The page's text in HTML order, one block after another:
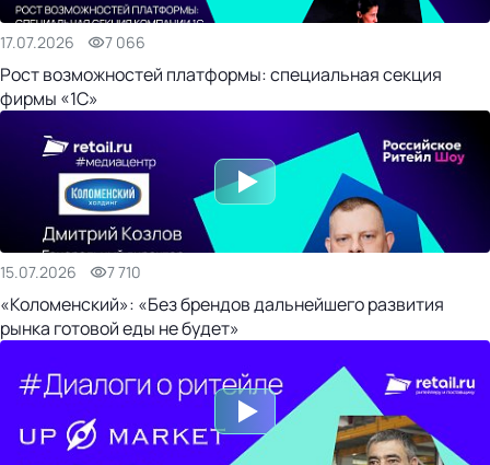
17.07.2026 7 066
Рост возможностей платформы: специальная секция
фирмы «1С»
15.07.2026 7 710
«Коломенский»: «Без брендов дальнейшего развития
рынка готовой еды не будет»